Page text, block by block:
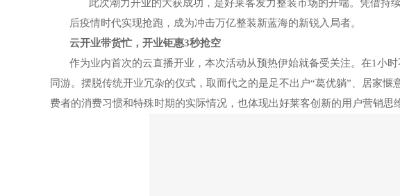
此次潮力开业的大获成功，是好莱客发力整装市场的开端。凭借持
后疫情时代实现抢跑，成为冲击万亿整装新蓝海的新锐入局者。
云开业带货忙，开业钜惠3秒抢空
作为业内首次的云直播开业，本次活动从预热伊始就备受关注。在1小
同游。摆脱传统开业冗杂的仪式，取而代之的是足不出户“葛优躺”、居家
费者的消费习惯和特殊时期的实际情况，也体现出好莱客创新的用户营销思